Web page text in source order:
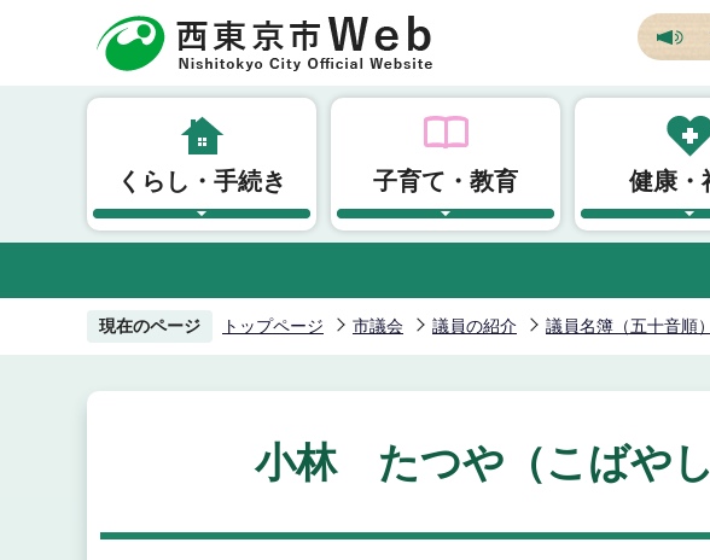
頭
くらし・手続き 子育て・教育 健康・
現在のページ トップページ 市議会 議員の紹介 議員名簿（五十音順）
小林 たつや（こばや